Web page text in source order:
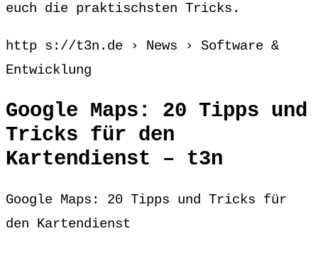
euch die praktischsten Tricks.
http s://t3n.de › News › Software &
Entwicklung
Google Maps: 20 Tipps und
Tricks für den
Kartendienst – t3n
Google Maps: 20 Tipps und Tricks für
den Kartendienst